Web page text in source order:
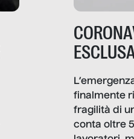
finalmente
fragilità di
conta oltre